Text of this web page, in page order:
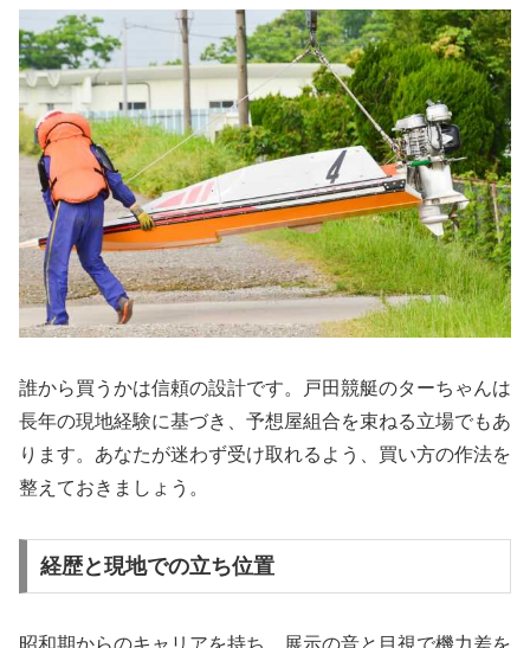
誰から買うかは信頼の設計です。戸田競艇のターちゃんは
長年の現地経験に基づき、予想屋組合を束ねる立場でもあ
ります。あなたが迷わず受け取れるよう、買い方の作法を
整えておきましょう。
経歴と現地での立ち位置
昭和期からのキャリアを持ち、展示の音と目視で機力差を